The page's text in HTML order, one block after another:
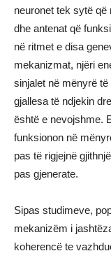
neuronet tek sytë që
dhe antenat që
në ritmet e disa
mekanizmat, njëri
sinjalet në mënyrë
gjallesa të ndjekin
është e nevojshme.
funksionon në
pas të rigjejnë
pas gjenerate.
Sipas studimeve,
mekanizëm i
koherencë te